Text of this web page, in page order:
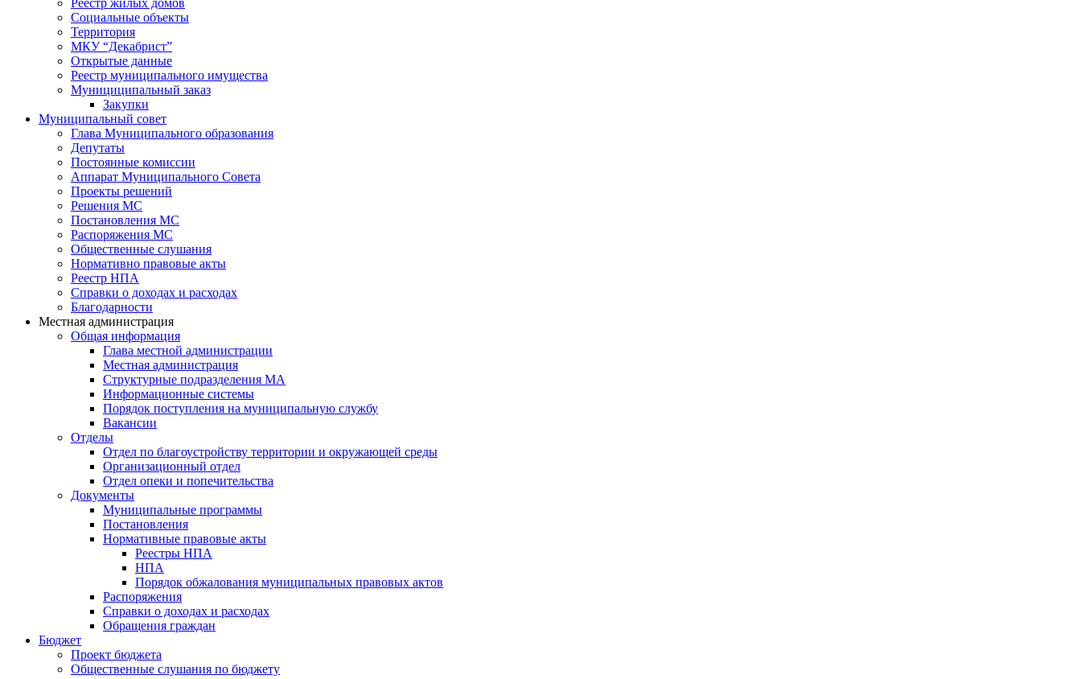
Реестр жилых домов
Социальные объекты
Территория
МКУ “Декабрист”
Открытые данные
Реестр муниципального имущества
Мунициципальный заказ
Закупки
Муниципальный совет
Глава Муниципального образования
Депутаты
Постоянные комиссии
Аппарат Муниципального Совета
Проекты решений
Решения МС
Постановления МС
Распоряжения МС
Общественные слушания
Нормативно правовые акты
Реестр НПА
Справки о доходах и расходах
Благодарности
Местная администрация
Общая информация
Глава местной администрации
Местная администрация
Структурные подразделения МА
Информационные системы
Порядок поступления на муниципальную службу
Вакансии
Отделы
Отдел по благоустройству территории и окружающей среды
Организационный отдел
Отдел опеки и попечительства
Документы
Муниципальные программы
Постановления
Нормативные правовые акты
Реестры НПА
НПА
Порядок обжалования муниципальных правовых актов
Распоряжения
Справки о доходах и расходах
Обращения граждан
Бюджет
Проект бюджета
Общественные слушания по бюджету